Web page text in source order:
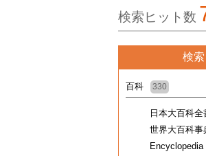
検索ヒット数
検
百科 330
日本大百科全
世界大百科事